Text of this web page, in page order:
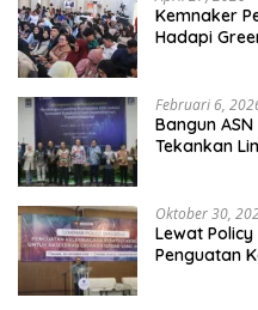
Kemnaker
Hadapi
Februari 6,
Bangun
Tekankan
Oktober 30,
Lewat
Penguatan